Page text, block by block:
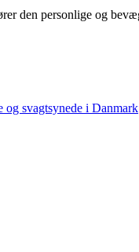
den personlige og